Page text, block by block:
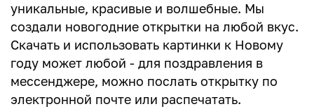
уникальные, красивые и волшебные. Мы
создали новогодние открытки на любой вкус.
Скачать и использовать картинки к Новому
году может любой - для поздравления в
мессенджере, можно послать открытку по
электронной почте или распечатать.